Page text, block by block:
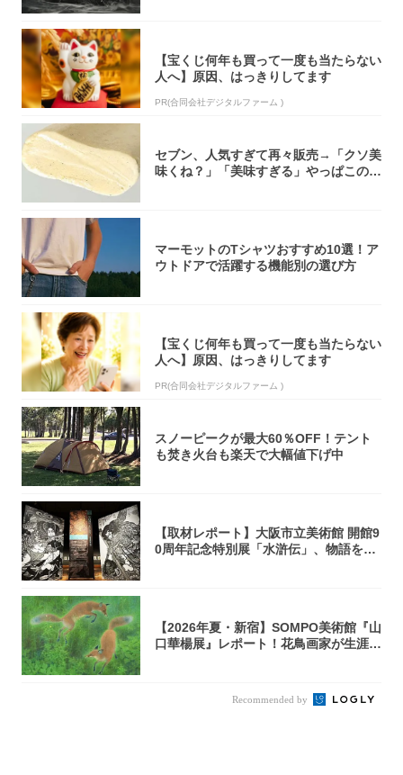
【宝くじ何年も買って一度も当たらない
人へ】原因、はっきりしてます
PR(合同会社デジタルファーム )
セブン、人気すぎて再々販売→「クソ美
味くね？」「美味すぎる」やっぱこのク
マーモットのTシャツおすすめ10選！ア
ウトドアで活躍する機能別の選び方
【宝くじ何年も買って一度も当たらない
人へ】原因、はっきりしてます
PR(合同会社デジタルファーム )
スノーピークが最大60％OFF！テント
も焚き火台も楽天で大幅値下げ中
【取材レポート】大阪市立美術館 開館9
0周年記念特別展「水滸伝」、物語を知
【2026年夏・新宿】SOMPO美術館『山
口華楊展』レポート！花鳥画家が生涯描
Recommended by